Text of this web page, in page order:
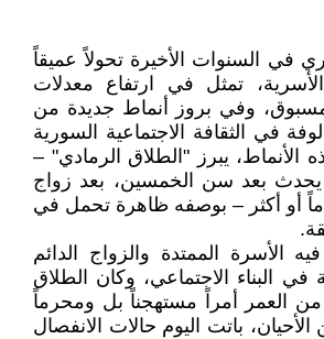
في السنوات الأخيرة تحولاً عميقاً
تمثل في ارتفاع معدلات
وفي بروز أنماط جديدة من
في الثقافة الاجتماعية السورية
الأنماط، يبرز "الطلاق الرمادي" –
يحدث بعد سن الخمسين، بعد زواج
أو أكثر – بوصفه ظاهرة تحمل في
الأسرة الممتدة والزواج الدائم
البناء الاجتماعي، وكان الطلاق
العمر أمراً مستهجناً بل ومحرماً
باتت اليوم حالات الانفصال